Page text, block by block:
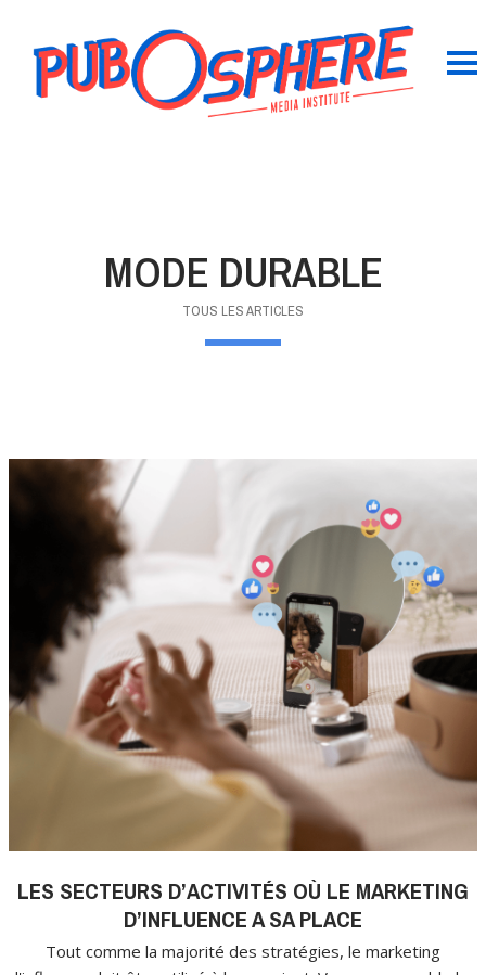
MODE DURABLE
TOUS LES ARTICLES
LES SECTEURS D’ACTIVITÉS OÙ LE MARKETING
D’INFLUENCE A SA PLACE
Tout comme la majorité des stratégies, le marketing